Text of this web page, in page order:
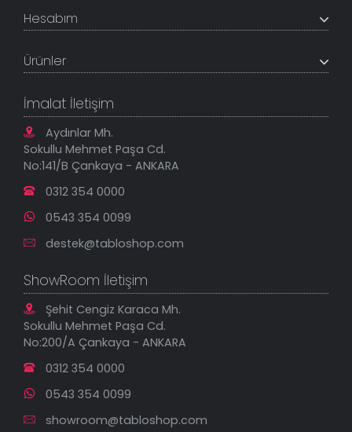
İletişim Bilgileri
Referanslar
Banka Hesapları
Sık Sorulan Sorular
Hesabım
Tüm Siparişlerim
Sipariş Takibi
Geçerli İade Koşulları
Mesafeli Satış Sözleşmesi
Gizlilik Güvenlik Politikası
Ürünler
Tablonu Sen Tasarla
Tablo Saatler
Yeni Eklenenler
En Çok Satılanlar
İndirimli Tablolar
İmalat İletişim
Aydınlar Mh.
Sokullu Mehmet Paşa Cd.
No:141/B Çankaya - ANKARA
0312 354 0000
0543 354 0099
destek@tabloshop.com
ShowRoom İletişim
Şehit Cengiz Karaca Mh.
Sokullu Mehmet Paşa Cd.
No:200/A Çankaya - ANKARA
0312 354 0000
0543 354 0099
showroom@tabloshop.com